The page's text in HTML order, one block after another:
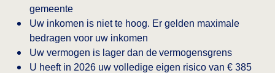
gemeente
Uw inkomen is niet te hoog. Er gelden maximale
bedragen voor uw inkomen
Uw vermogen is lager dan de vermogensgrens
U heeft in 2026 uw volledige eigen risico van € 385